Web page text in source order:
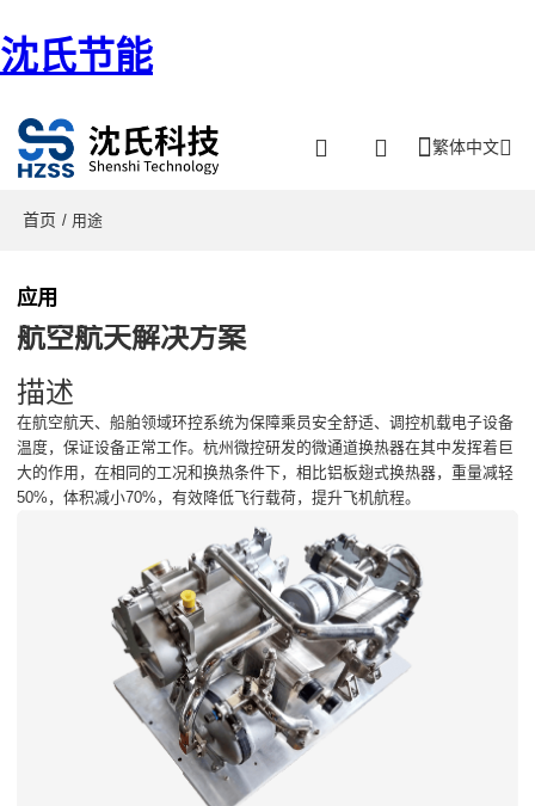
沈氏节能
繁体中文
首页 / 用途
应用
航空航天解决方案
描述
在航空航天、船舶领域环控系统为保障乘员安全舒适、调控机载电子设备
温度，保证设备正常工作。杭州微控研发的微通道换热器在其中发挥着巨
大的作用，在相同的工况和换热条件下，相比铝板翅式换热器，重量减轻
50%，体积减小70%，有效降低飞行载荷，提升飞机航程。